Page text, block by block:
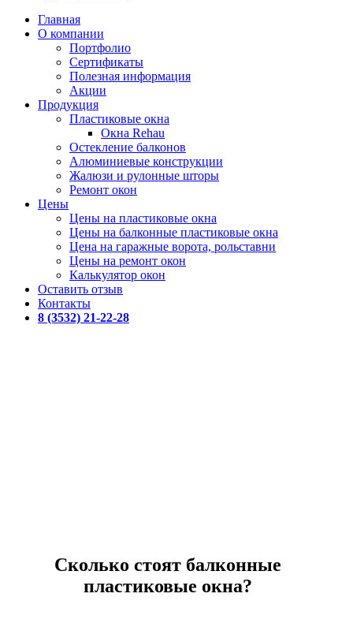
Главная
О компании
Портфолио
Сертификаты
Полезная информация
Акции
Продукция
Пластиковые окна
Окна Rehau
Остекление балконов
Алюминиевые конструкции
Жалюзи и рулонные шторы
Ремонт окон
Цены
Цены на пластиковые окна
Цены на балконные пластиковые окна
Цена на гаражные ворота, рольставни
Цены на ремонт окон
Калькулятор окон
Оставить отзыв
Контакты
8 (3532) 21-22-28
Сколько стоят балконные
пластиковые окна?